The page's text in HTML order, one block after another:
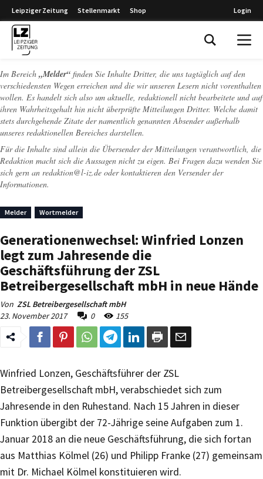
Leipziger Zeitung Stellenmarkt Shop Login
Im Bereich „Melder“ finden Sie Inhalte Dritter, die uns tagtäglich auf den
verschiedensten Wegen erreichen und die wir unseren Lesern nicht vorenthalten
wollen. Es handelt sich also um aktuelle, redaktionell nicht bearbeitete und auf
ihren Wahrheitsgehalt hin nicht überprüfte Mitteilungen Dritter. Welche damit
stets durchgehende Zitate der namentlich genannten Absender außerhalb
unseres redaktionellen Bereiches darstellen.
Für die Inhalte sind allein die Übersender der Mitteilungen verantwortlich, die
Redaktion macht sich die Aussagen nicht zu eigen. Bei Fragen dazu wenden Sie
sich gern an redaktion@l-iz.de oder kontaktieren den Versender der
Informationen.
Melder Wortmelder
Generationenwechsel: Winfried Lonzen
legt zum Jahresende die
Geschäftsführung der ZSL
Betreibergesellschaft mbH in neue Hände
Von ZSL Betreibergesellschaft mbH
23. November 2017
0 155
Winfried Lonzen, Geschäftsführer der ZSL
Betreibergesellschaft mbH, verabschiedet sich zum
Jahresende in den Ruhestand. Nach 15 Jahren in dieser
Funktion übergibt der 72-Jährige seine Aufgaben zum 1.
Januar 2018 an die neue Geschäftsführung, die sich fortan
aus Matthias Kölmel (26) und Philipp Franke (27) gemeinsam
mit Dr. Michael Kölmel konstituieren wird.